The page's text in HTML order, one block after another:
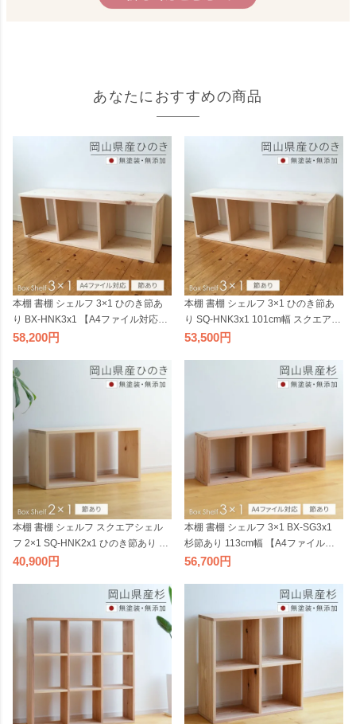
あなたにおすすめの商品
本棚 書棚 シェルフ 3×1 ひのき節あ
り BX-HNK3x1 【A4ファイル対応】
ボックスシェルフ 113cm幅 sny wor
色 オープンシェルフ 木製 日本製
【受注】 2506SS
58,200
本棚 書棚 シェルフ 3×1 ひのき節あ
り SQ-HNK3x1 101cm幅 スクエアシ
ェルフ 無垢材 sny work's 無塗装 オー
ュラル 木製 日本製 シャイニーワー
クス【受注】 2506SS
53,500
本棚 書棚 シェルフ スクエアシェル
フ 2×1 SQ-HNK2x1 ひのき節あり 68
cm幅 無垢材 sny work's 完成品 無塗
国産材 日本製 シャイニーワークス
40,900
本棚 書棚 シェルフ 3×1 BX-SG3x1
杉節あり 113cm幅 【A4ファイル対
応】 ボックスシェルフ 無垢材 無塗
ナチュラル 天然木 木製 純国産材 日
本製 シャイニーワークス【受注】
56,700